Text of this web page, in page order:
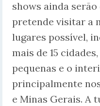
shows ainda
pretende visitar a
lugares possível,
mais de 15
pequenas e o
principalmente
e Minas Gerais. A